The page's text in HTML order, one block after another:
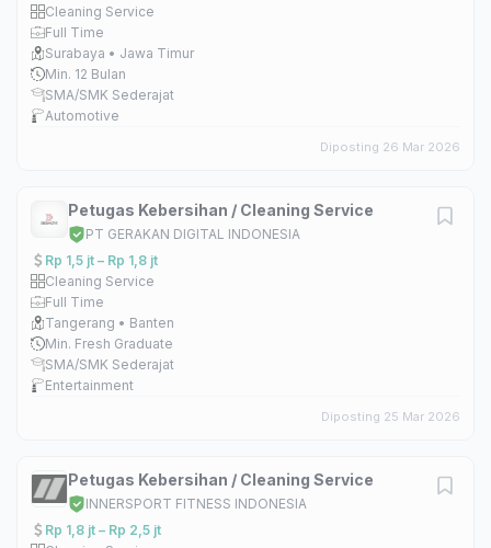
Cleaning Service
Full Time
Surabaya • Jawa Timur
Min. 12 Bulan
SMA/SMK Sederajat
Automotive
Diposting 26 Mar 2026
Petugas Kebersihan / Cleaning Service
PT GERAKAN DIGITAL INDONESIA
Rp 1,5 jt – Rp 1,8 jt
Cleaning Service
Full Time
Tangerang • Banten
Min. Fresh Graduate
SMA/SMK Sederajat
Entertainment
Diposting 25 Mar 2026
Petugas Kebersihan / Cleaning Service
INNERSPORT FITNESS INDONESIA
Rp 1,8 jt – Rp 2,5 jt